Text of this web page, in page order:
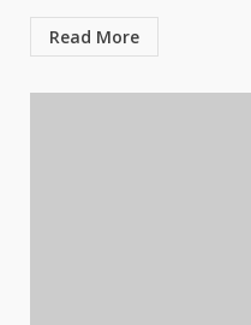
Read More